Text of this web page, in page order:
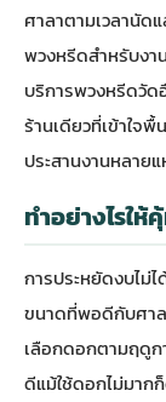
ศาลาตามเวลานัด
พวงหรีดสำหรับงา
บริการพวงหรีดวัด
ร้านเดียวที่เข้าใจพื้
ประสานงานหลาย
ทำอย่างไรใ
การประหยัดงบไม่
ขนาดที่พอดีกับศา
เลือกดอกตามฤดู
ดีแม้ใช้ดอกไม่มาก